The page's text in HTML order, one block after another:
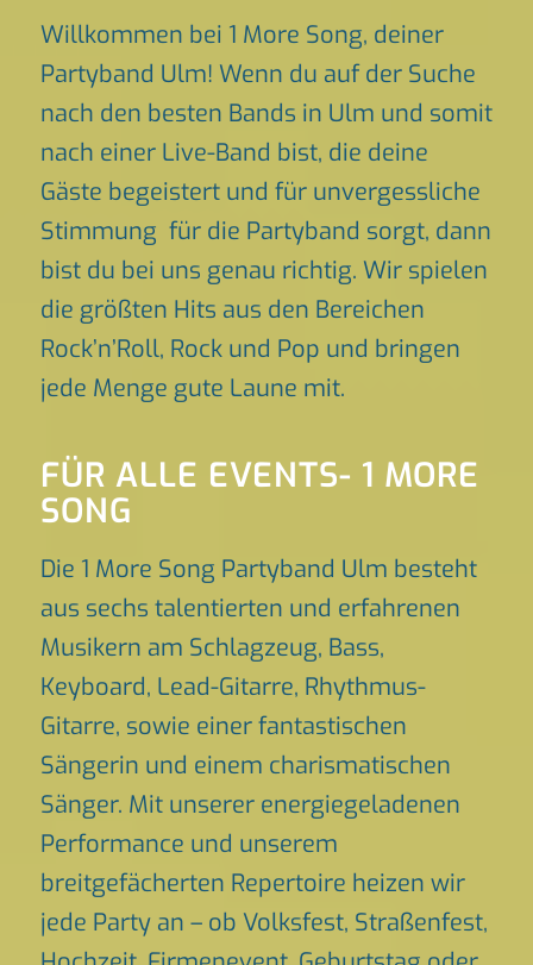
Willkommen bei 1 More Song, deiner
Partyband Ulm! Wenn du auf der Suche
nach den besten Bands in Ulm und somit
nach einer Live-Band bist, die deine
Gäste begeistert und für unvergessliche
Stimmung für die Partyband sorgt, dann
bist du bei uns genau richtig. Wir spielen
die größten Hits aus den Bereichen
Rock’n’Roll, Rock und Pop und bringen
jede Menge gute Laune mit.
FÜR ALLE EVENTS- 1 MORE
SONG
Die 1 More Song Partyband Ulm besteht
aus sechs talentierten und erfahrenen
Musikern am Schlagzeug, Bass,
Keyboard, Lead-Gitarre, Rhythmus-
Gitarre, sowie einer fantastischen
Sängerin und einem charismatischen
Sänger. Mit unserer energiegeladenen
Performance und unserem
breitgefächerten Repertoire heizen wir
jede Party an – ob Volksfest, Straßenfest,